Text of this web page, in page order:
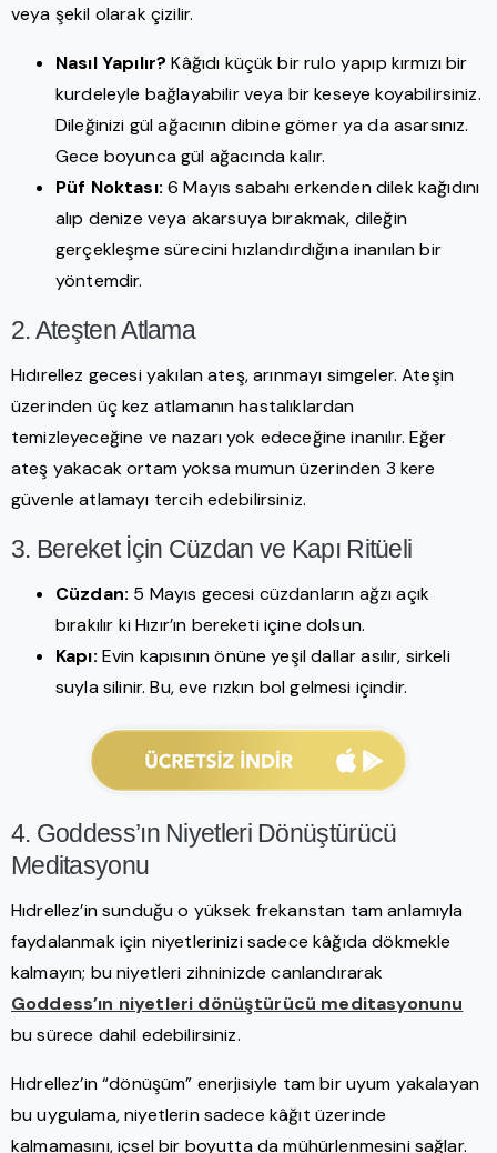
veya şekil olarak çizilir.
Nasıl Yapılır? Kâğıdı küçük bir rulo yapıp kırmızı bir
kurdeleyle bağlayabilir veya bir keseye koyabilirsiniz.
Dileğinizi gül ağacının dibine gömer ya da asarsınız.
Gece boyunca gül ağacında kalır.
Püf Noktası: 6 Mayıs sabahı erkenden dilek kağıdını
alıp denize veya akarsuya bırakmak, dileğin
gerçekleşme sürecini hızlandırdığına inanılan bir
yöntemdir.
2. Ateşten Atlama
Hıdırellez gecesi yakılan ateş, arınmayı simgeler. Ateşin
üzerinden üç kez atlamanın hastalıklardan
temizleyeceğine ve nazarı yok edeceğine inanılır. Eğer
ateş yakacak ortam yoksa mumun üzerinden 3 kere
güvenle atlamayı tercih edebilirsiniz.
3. Bereket İçin Cüzdan ve Kapı Ritüeli
Cüzdan: 5 Mayıs gecesi cüzdanların ağzı açık
bırakılır ki Hızır’ın bereketi içine dolsun.
Kapı: Evin kapısının önüne yeşil dallar asılır, sirkeli
suyla silinir. Bu, eve rızkın bol gelmesi içindir.
4. Goddess’ın Niyetleri Dönüştürücü
Meditasyonu
Hıdrellez’in sunduğu o yüksek frekanstan tam anlamıyla
faydalanmak için niyetlerinizi sadece kâğıda dökmekle
kalmayın; bu niyetleri zihninizde canlandırarak
Goddess’ın niyetleri dönüştürücü meditasyonunu
bu sürece dahil edebilirsiniz.
Hıdrellez’in “dönüşüm” enerjisiyle tam bir uyum yakalayan
bu uygulama, niyetlerin sadece kâğıt üzerinde
kalmamasını, içsel bir boyutta da mühürlenmesini sağlar.